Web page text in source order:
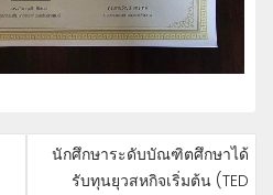
นักศึกษาระดับบัณฑิตศึกษาได้
รับทุนยุวสหกิจเริ่มต้น (TED